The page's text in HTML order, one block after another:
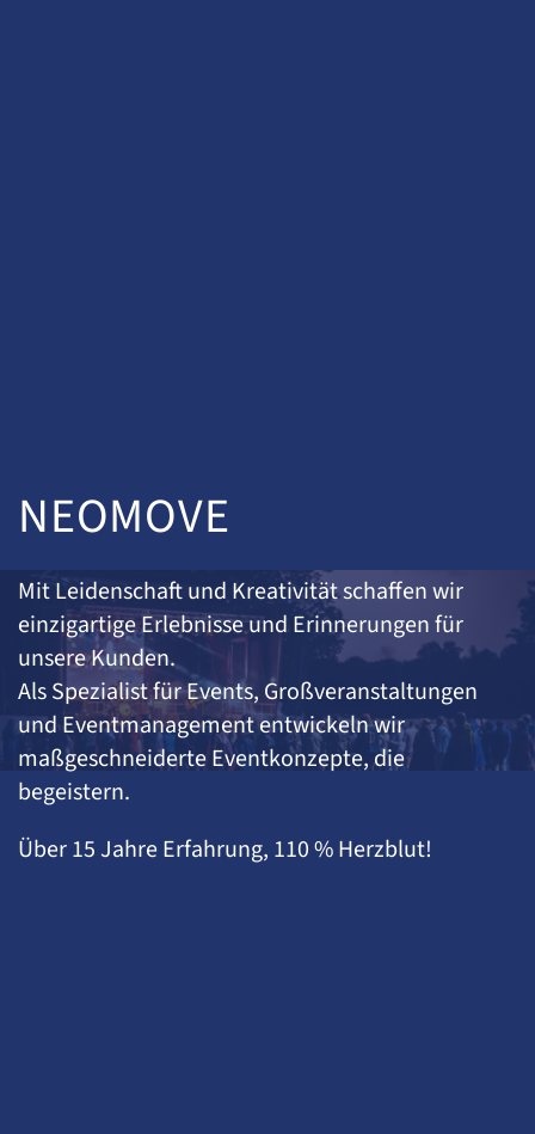
NEOMOVE
Mit Leidenschaft und Kreativität schaffen wir
einzigartige Erlebnisse und Erinnerungen für
unsere Kunden.
Als Spezialist für Events, Großveranstaltungen
und Eventmanagement entwickeln wir
maßgeschneiderte Eventkonzepte, die
begeistern.
Über 15 Jahre Erfahrung, 110 % Herzblut!